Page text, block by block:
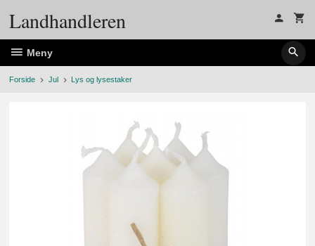
Landhandleren
Meny
Forside Jul Lys og lysestaker